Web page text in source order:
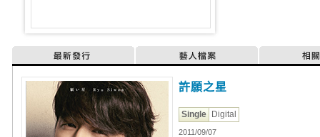
最新發行 藝人檔案 相
許願之星
Single Digital
2011/09/07